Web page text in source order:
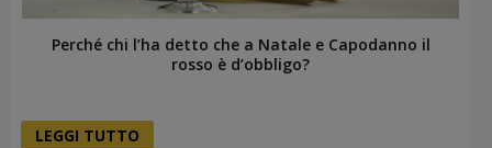
Perché chi l’ha detto che a Natale e Capodanno il
rosso è d’obbligo?
LEGGI TUTTO